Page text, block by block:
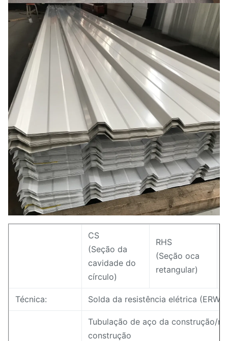
CS
(Seção da
cavidade do
círculo)
RHS
(Seção oca
retangular)
Técnica: Solda da resistência elétrica (ERW)
Tubulação de aço da construção/
construção